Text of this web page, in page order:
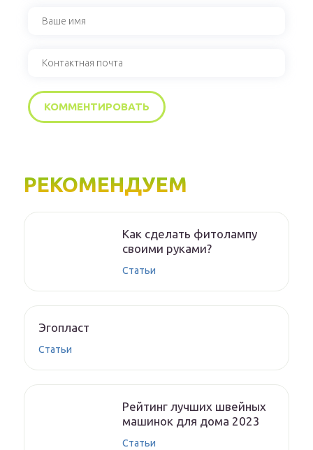
РЕКОМЕНДУЕМ
Как сделать фитолампу
своими руками?
Статьи
Эгопласт
Статьи
Рейтинг лучших швейных
машинок для дома 2023
Статьи